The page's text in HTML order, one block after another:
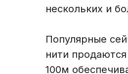
нескольких и
Популярные
нити
100м